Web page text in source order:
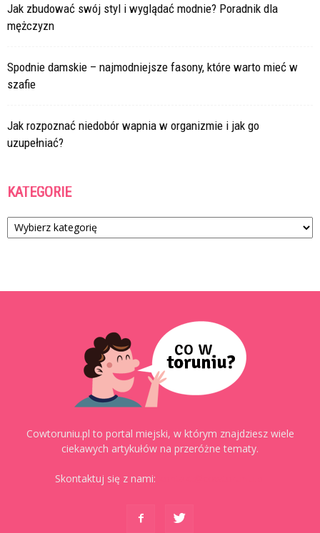
Jak zbudować swój styl i wyglądać modnie? Poradnik dla
mężczyzn
Spodnie damskie – najmodniejsze fasony, które warto mieć w
szafie
Jak rozpoznać niedobór wapnia w organizmie i jak go
uzupełniać?
KATEGORIE
Kategorie
Cowtoruniu.pl to portal miejski, w którym znajdziesz wiele
ciekawych artykułów na przeróżne tematy.
Skontaktuj się z nami: